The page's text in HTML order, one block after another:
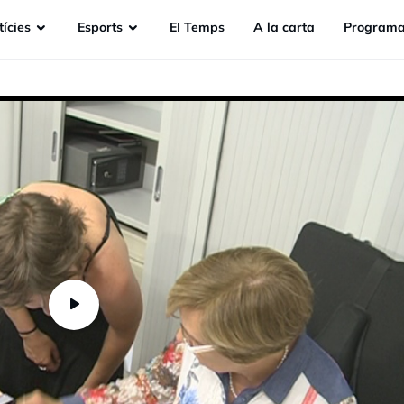
Esports EI Temps A la carta